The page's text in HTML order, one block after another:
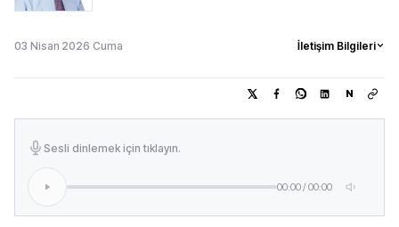
03 Nisan 2026 Cuma İletişim Bilgileri
N
Sesli dinlemek için tıklayın.
00:00/00:00